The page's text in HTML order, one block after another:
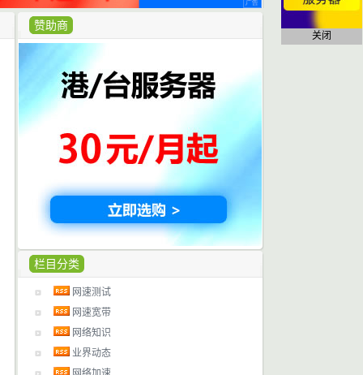
赞助商
栏目分类
网速测试
网速宽带
网络知识
业界动态
关闭